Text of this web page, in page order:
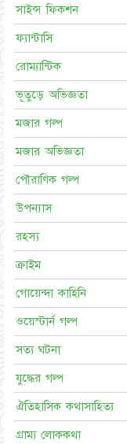
সাইন্স ফিকশন
ফ্যান্টাসি
রোম্যান্টিক
ভূতুড়ে অভিজ্ঞতা
মজার গল্প
মজার অভিজ্ঞতা
পৌরাণিক গল্প
উপন্যাস
রহস্য
ক্রাইম
গোয়েন্দা কাহিনি
ওয়েস্টার্ন গল্প
সত্য ঘটনা
যুদ্ধের গল্প
ঐতিহাসিক কথাসাহিত্য
গ্রাম্য লোককথা